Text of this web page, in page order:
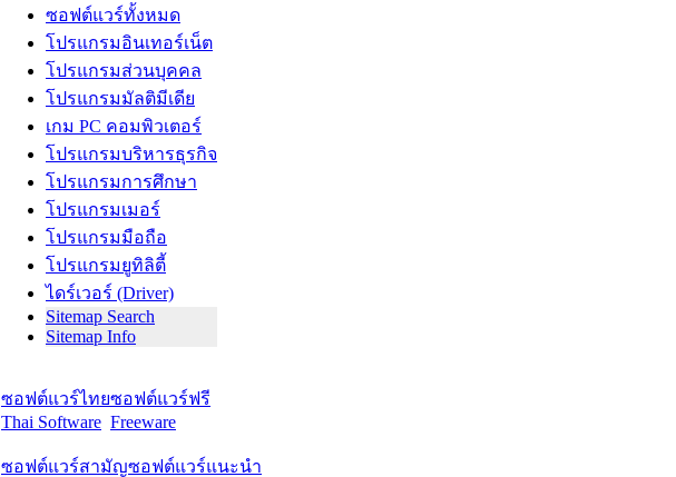
ซอฟต์แวร์ทั้งหมด
โปรแกรมอินเทอร์เน็ต
โปรแกรมส่วนบุคคล
โปรแกรมมัลติมีเดีย
เกม PC คอมพิวเตอร์
โปรแกรมบริหารธุรกิจ
โปรแกรมการศึกษา
โปรแกรมเมอร์
โปรแกรมมือถือ
โปรแกรมยูทิลิตี้
ไดร์เวอร์ (Driver)
Sitemap Search
Sitemap Info
ซอฟต์แวร์ไทย
Thai Software
ซอฟต์แวร์ฟรี
Freeware
ซอฟต์แวร์สามัญซอฟต์แวร์แนะนำ